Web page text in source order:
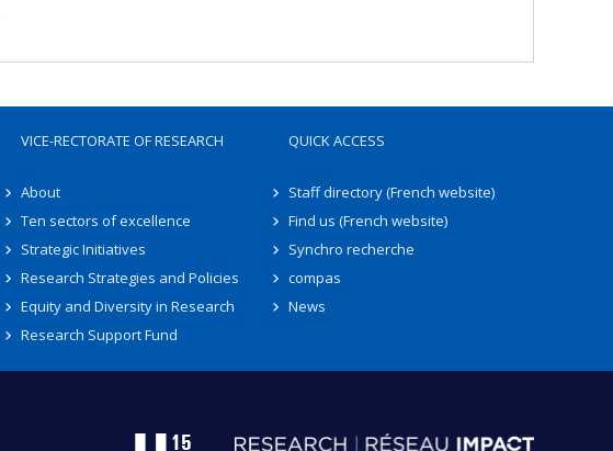
VICE-RECTORATE OF RESEARCH
About
Ten sectors of excellence
Strategic Initiatives
Research Strategies and Policies
Equity and Diversity in Research
Research Support Fund
QUICK ACCESS
Staff directory (French website)
Find us (French website)
Synchro recherche
compas
News